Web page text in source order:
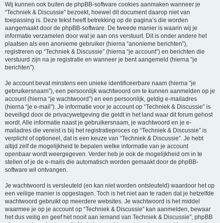
Wij kunnen ook buiten de phpBB-software cookies aanmaken wanneer je
“Techniek & Discussie” bezoekt, hoewel dit document daarop niet van
toepassing is. Deze tekst heeft betrekking op de pagina’s die worden
aangemaakt door de phpBB-software. De tweede manier is waarin wij je
informatie verzamelen door wat je aan ons verstuurt. Dit is onder andere het
plaatsen als een anonieme gebruiker (hierna “anonieme berichten”),
registreren op “Techniek & Discussie” (hierna “je account”) en berichten die
verstuurd zijn na je registratie en wanneer je bent aangemeld (hierna “je
berichten”).
Je account bevat minstens een unieke identificeerbare naam (hierna “je
gebruikersnaam”), een persoonlijk wachtwoord om te kunnen aanmelden op je
account (hierna “je wachtwoord”) en een persoonlijk, geldig e-mailadres
(hierna “je e-mail”). Je informatie voor je account op “Techniek & Discussie” is
beveiligd door de privacywetgeving die geldt in het land waar dit forum gehost
wordt. Alle informatie naast je gebruikersnaam, je wachtwoord en je e-
mailadres die vereist is bij het registratieproces op “Techniek & Discussie” is
verplicht of optioneel, dat is een keuze van “Techniek & Discussie”. Je hebt
altijd zelf de mogelijkheid te bepalen welke informatie van je account
openbaar wordt weergegeven. Verder heb je ook de mogelijkheid om in te
stellen of je de e-mails die automatisch worden gemaakt door de phpBB-
software wil ontvangen.
Je wachtwoord is versleuteld (en kan niet worden ontsleuteld) waardoor het op
een veilige manier is opgeslagen. Toch is het niet aan te raden dat je hetzelfde
wachtwoord gebruikt op meerdere websites. Je wachtwoord is het middel
waarmee je op je account op “Techniek & Discussie” kan aanmelden, bewaar
het dus veilig en geef het nooit aan iemand van Techniek & Discussie”, phpBB